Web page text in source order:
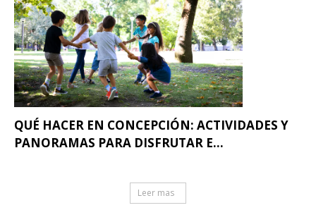
QUÉ HACER EN CONCEPCIÓN: ACTIVIDADES Y
PANORAMAS PARA DISFRUTAR E...
Leer mas